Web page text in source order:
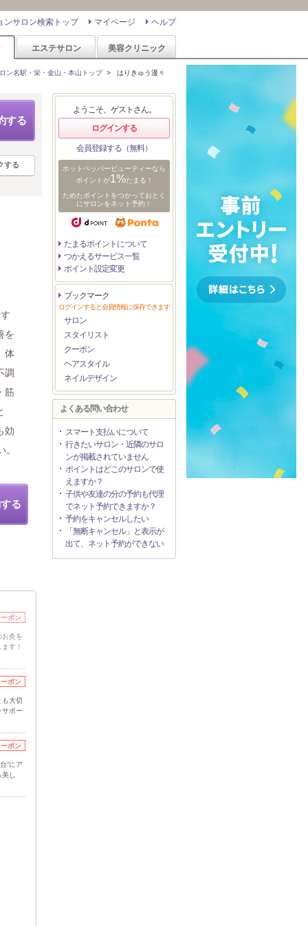
ヘルプ
マイページ
ンサロン検索トップ
エステサロン 美容クリニック
ン名駅・栄・金山・本山トップ> はりきゅう漫々
する
する
を
体
調
筋
効
る
ポン
お灸を
す！
ポン
も大切
ポー
ポン
”にア
し
ようこそ、ゲストさん。
ログインする
会員登録する（無料）
ホットペッパービューティーなら
ポイントが1%たまる！
ためたポイントをつかっておとく
にサロンをネット予約！
たまるポイントについて
つかえるサービス一覧
ポイント設定変更
ブックマーク
ログインすると会員情報に保存できます
サロン
スタイリスト
クーポン
ヘアスタイル
ネイルデザイン
よくある問い合わせ
スマート支払いについて
行きたいサロン・近隣のサロ
ンが掲載されていません
ポイントはどこのサロンで使
えますか？
子供や友達の分の予約も代理
でネット予約できますか？
予約をキャンセルしたい
「無断キャンセル」と表示が
出て、ネット予約ができない